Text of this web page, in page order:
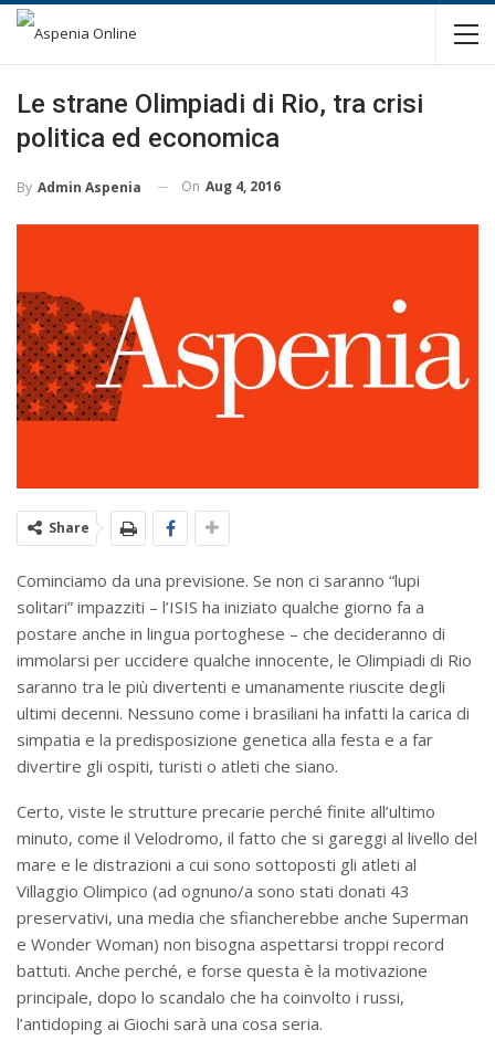
Le strane Olimpiadi di Rio, tra crisi
politica ed economica
By Admin Aspenia On Aug 4, 2016
Share
Cominciamo da una previsione. Se non ci saranno “lupi
solitari” impazziti – l’ISIS ha iniziato qualche giorno fa a
postare anche in lingua portoghese – che decideranno di
immolarsi per uccidere qualche innocente, le Olimpiadi di Rio
saranno tra le più divertenti e umanamente riuscite degli
ultimi decenni. Nessuno come i brasiliani ha infatti la carica di
simpatia e la predisposizione genetica alla festa e a far
divertire gli ospiti, turisti o atleti che siano.
Certo, viste le strutture precarie perché finite all’ultimo
minuto, come il Velodromo, il fatto che si gareggi al livello del
mare e le distrazioni a cui sono sottoposti gli atleti al
Villaggio Olimpico (ad ognuno/a sono stati donati 43
preservativi, una media che sfiancherebbe anche Superman
e Wonder Woman) non bisogna aspettarsi troppi record
battuti. Anche perché, e forse questa è la motivazione
principale, dopo lo scandalo che ha coinvolto i russi,
l’antidoping ai Giochi sarà una cosa seria.